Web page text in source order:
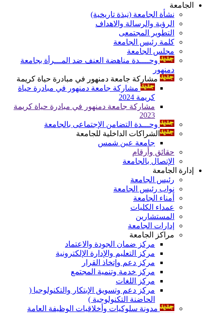
الجامعة
نشأة الجامعة (نبذة تاريخية)
الرؤية والرسالة والاهداف
التطوير المجتمعى
كلمة رئيس الجامعة
مجلس الجامعة
وحــــدة مناهضة العنف ضد المـــرأة بجامعة
دمنهور
مشاركة جامعة دمنهور في مبادرة حياة كريمة
مشاركة جامعة دمنهور في مبادرة حياة
كريمة 2024
مشاركة جامعة دمنهور في مبادرة حياة كريمة
2023
وحـــدة التضامن الإجتماعى بالجامعة
الشراكات الداخلية للجامعة
جامعة عين شمس
حقائق وأرقام
الإتصال بالجامعة
إدارة الجامعة
رئيس الجامعة
نواب رئيس الجامعة
أمناء الجامعة
عمداء الكليات
المستشارين
إدارات الجامعة
مراكز الجامعة
مركز ضمان الجودة والاعتماد
مركز التعليم والإدارة الإلكترونية
مركز دعم وإتخاذ القرار
مركز خدمة وتنمية المجتمع
مركز اللغات
مركز دعم وتسويق الإبتكار والتكنولوجيا (
الحاضنة التكنولوجية )
مدونة سلوكيات وأخلاقيات الوظيفة العامة